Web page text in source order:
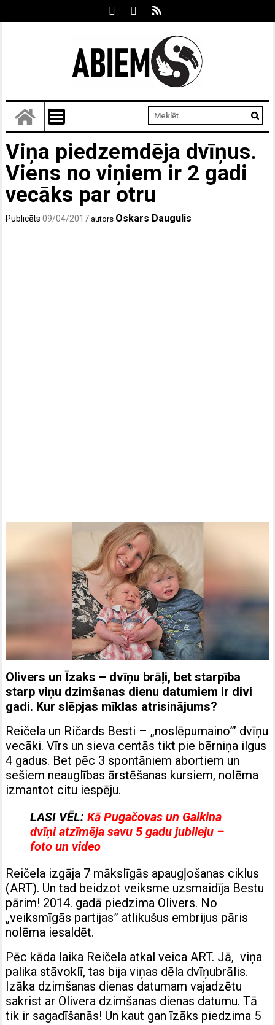
Viņa piedzemdēja dvīņus.
Viens no viņiem ir 2 gadi
vecāks par otru
Publicēts09/04/2017 autors Oskars Daugulis
Olivers un Īzaks – dvīņu brāļi, bet starpība
starp viņu dzimšanas dienu datumiem ir divi
gadi. Kur slēpjas mīklas atrisinājums?
Reičela un Ričards Besti – „noslēpumaino”’ dvīņu
vecāki. Vīrs un sieva centās tikt pie bērniņa ilgus
4 gadus. Bet pēc 3 spontāniem abortiem un
sešiem neauglības ārstēšanas kursiem, nolēma
izmantot citu iespēju.
LASI VĒL:Kā Pugačovas un Galkina
dvīņi atzīmēja savu 5 gadu jubileju –
foto un video
Reičela izgāja 7 mākslīgās apaugļošanas ciklus
(ART). Un tad beidzot veiksme uzsmaidīja Bestu
pārim! 2014. gadā piedzima Olivers. No
„veiksmīgās partijas” atlikušus embrijus pāris
nolēma iesaldēt.
Pēc kāda laika Reičela atkal veica ART. Jā, viņa
palika stāvoklī, tas bija viņas dēla dvīņubrālis.
Izāka dzimšanas dienas datumam vajadzētu
sakrist ar Olivera dzimšanas dienas datumu. Tā
tik ir sagadīšanās! Un kaut gan īzāks piedzima 5